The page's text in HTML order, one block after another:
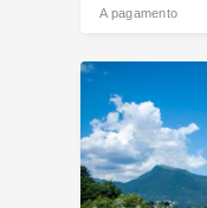
A pagamento